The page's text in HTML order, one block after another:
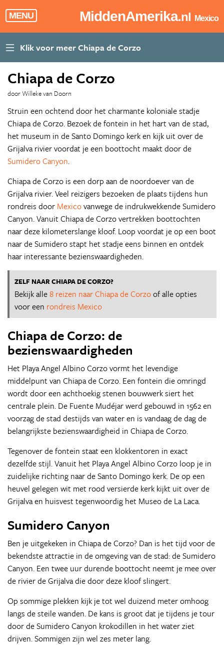
MENU MiddenAmerika.nl Mexico
Chiapa de Corzo
door Willeke van Doorn
Struin een ochtend door het charmante koloniale stadje
Chiapa de Corzo. Bezoek de fontein in het hart van de stad,
het museum in de Santo Domingo kerk en kijk uit over de
Grijalva rivier voordat je een boottocht maakt door de
Sumidero Canyon.
Chiapa de Corzo is een dorp aan de noordoever van de
Grijalva rivier. Veel reizigers bezoeken de plaats tijdens hun
rondreis door Mexicovanwege de indrukwekkende Sumidero
Canyon. Vanuit Chiapa de Corzo vertrekken boottochten
naar deze kilometerslange kloof. Loop voordat je op een boot
naar de Sumidero stapt het stadje eens binnen en ontdek
haar interessante bezienswaardigheden.
ZELF NAAR CHIAPA DE CORZO?
Bekijk alle8 reizen naar Chiapa de Corzoof alle opties
voor een rondreis Mexico
Chiapa de Corzo: de
bezienswaardigheden
Het Playa Angel Albino Corzo vormt het levendige
middelpunt van Chiapa de Corzo. Een fontein die omringd
wordt door een achthoekig stenen bouwwerk siert het
centrale plein. De Fuente Mudéjar werd gebouwd in 1562 en
voorzag de stad destijds van water en is vandaag de dag de
belangrijkste bezienswaardigheid in Chiapa de Corzo.
Tegenover de fontein staat een klokkentoren in exact
dezelfde stijl. Vanuit het Playa Angel Albino Corzo loop je in
zuidelijke richting naar de Santo Domingo kerk. De op een
heuvel gelegen wit met rood versierde kerk kijkt uit over de
Grijalva en huisvest tegenwoordig het Museo de La Laca.
Sumidero Canyon
Ben je uitgekeken in Chiapa de Corzo? Dan is het tijd voor de
bekendste attractie in de omgeving van de stad: de Sumidero
Canyon. Een twee uur durende boottocht neemt je mee over
de rivier de Grijalva die door deze kloof slingert.
Op sommige plekken kijk je tot wel duizend meter omhoog
langs de steile wanden. De kans is groot dat je tijdens je tour
door de Sumidero Canyon krokodillen in het water ziet
drijven. Sommigen zijn wel zes meter lang.